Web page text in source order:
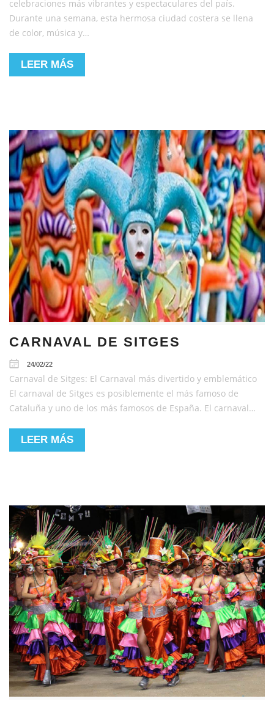
celebraciones más vibrantes y espectaculares del país.
Durante una semana, esta hermosa ciudad costera se llena
de color, música y…
LEER MÁS
CARNAVAL DE SITGES
24/02/22
Carnaval de Sitges: El Carnaval más divertido y emblemático
El carnaval de Sitges es posiblemente el más famoso de
Cataluña y uno de los más famosos de España. El carnaval…
LEER MÁS